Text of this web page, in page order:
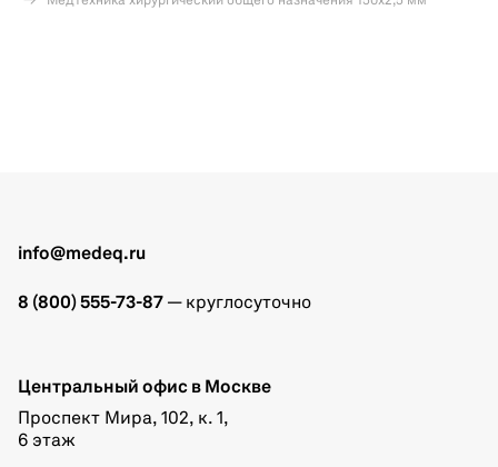
info@medeq.ru
8 (800) 555-73-87 — круглосуточно
Центральный офис в Москве
Проспект Мира, 102, к. 1,
6 этаж